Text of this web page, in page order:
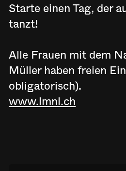
Starte einen Tag, der
tanzt!
Alle Frauen mit dem
Müller haben freien
obligatorisch).
www.lmnl.ch